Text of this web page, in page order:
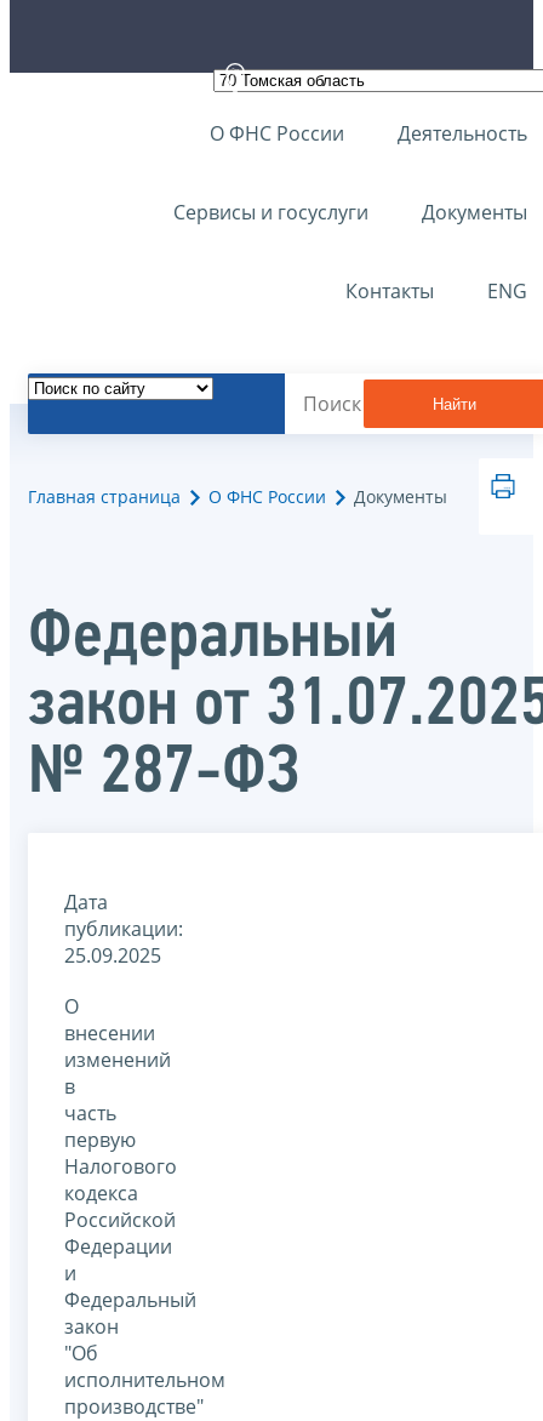
О ФНС России Деятельность
Сервисы и госуслуги Документы
Контакты ENG
Найти
Главная страница О ФНС России Документы
Федеральный
закон от
№ 287-ФЗ
Дата
публикации:
25.09.2025
О
внесении
изменений
в
часть
первую
Налогового
кодекса
Российской
Федерации
и
Федеральный
закон
"Об
исполнительном
производстве"